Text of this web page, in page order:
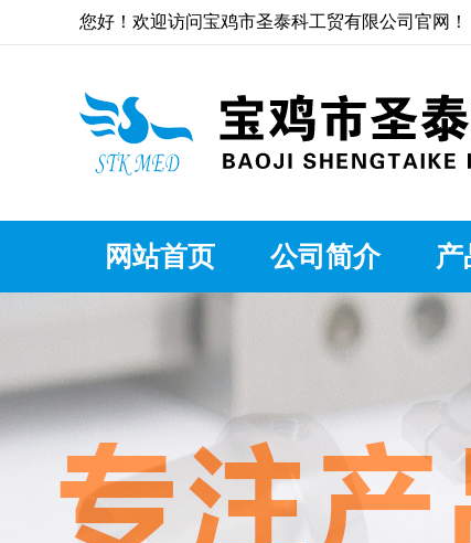
您好！欢迎访问宝鸡市圣泰科工贸有限公司官网！
网站首页 公司简介 产